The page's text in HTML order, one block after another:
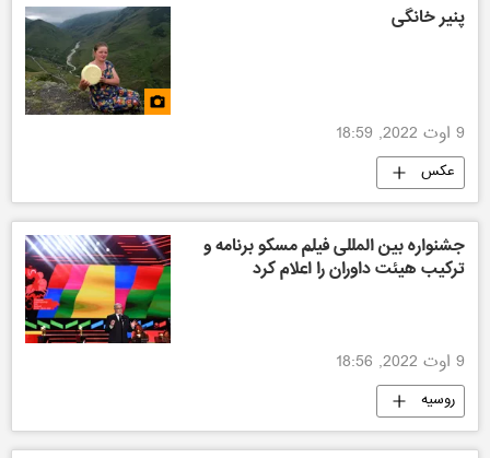
پنیر خانگی
9 اوت 2022, 18:59
عکس
جشنواره بین المللی فیلم مسکو برنامه و
ترکیب هیئت داوران را اعلام کرد
9 اوت 2022, 18:56
روسیه